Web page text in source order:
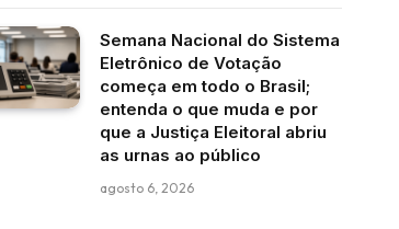
Semana Nacional do Sistema
Eletrônico de Votação
começa em todo o Brasil;
entenda o que muda e por
que a Justiça Eleitoral abriu
as urnas ao público
agosto 6, 2026